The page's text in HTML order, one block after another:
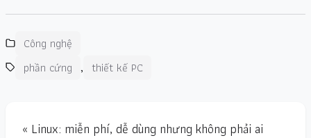
Công nghệ
phần cứng , thiết kế PC
« Linux: miễn phí, dễ dùng nhưng không phải ai